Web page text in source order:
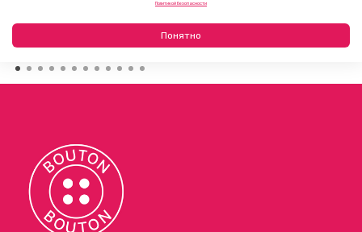
Политикой безопасности
Понятно